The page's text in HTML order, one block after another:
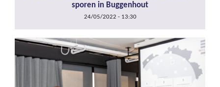
sporen in Buggenhout
24/05/2022 - 13:30